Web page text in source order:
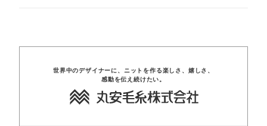
世界中のデザイナーに、 ニットを作る楽しさ、 嬉しさ、
感動を伝え 続けたい。